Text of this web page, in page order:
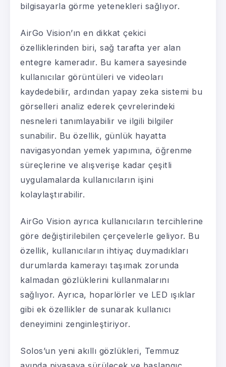
bilgisayarla görme yetenekleri sağlıyor.
AirGo Vision’ın en dikkat çekici
özelliklerinden biri, sağ tarafta yer alan
entegre kameradır. Bu kamera sayesinde
kullanıcılar görüntüleri ve videoları
kaydedebilir, ardından yapay zeka sistemi bu
görselleri analiz ederek çevrelerindeki
nesneleri tanımlayabilir ve ilgili bilgiler
sunabilir. Bu özellik, günlük hayatta
navigasyondan yemek yapımına, öğrenme
süreçlerine ve alışverişe kadar çeşitli
uygulamalarda kullanıcıların işini
kolaylaştırabilir.
AirGo Vision ayrıca kullanıcıların tercihlerine
göre değiştirilebilen çerçevelerle geliyor. Bu
özellik, kullanıcıların ihtiyaç duymadıkları
durumlarda kamerayı taşımak zorunda
kalmadan gözlüklerini kullanmalarını
sağlıyor. Ayrıca, hoparlörler ve LED ışıklar
gibi ek özellikler de sunarak kullanıcı
deneyimini zenginleştiriyor.
Solos’un yeni akıllı gözlükleri, Temmuz